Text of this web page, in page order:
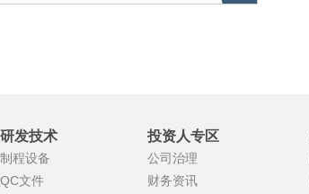
研发技术
制程设备
QC文件
投资人专区
公司治理
财务资讯